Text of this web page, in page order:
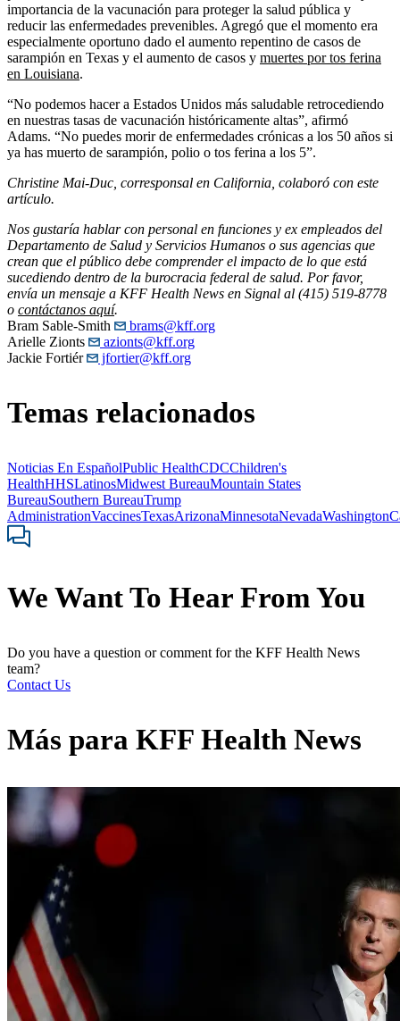
importancia de la vacunación para proteger la salud pública y
reducir las enfermedades prevenibles. Agregó que el momento era
especialmente oportuno dado el aumento repentino de casos de
sarampión en Texas y el aumento de casos y muertes por tos ferina
en Louisiana.
“No podemos hacer a Estados Unidos más saludable retrocediendo
en nuestras tasas de vacunación históricamente altas”, afirmó
Adams. “No puedes morir de enfermedades crónicas a los 50 años si
ya has muerto de sarampión, polio o tos ferina a los 5”.
Christine Mai-Duc, corresponsal en California, colaboró con este
artículo.
Nos gustaría hablar con personal en funciones y ex empleados del
Departamento de Salud y Servicios Humanos o sus agencias que
crean que el público debe comprender el impacto de lo que está
sucediendo dentro de la burocracia federal de salud. Por favor,
envía un mensaje a KFF Health News en Signal al (415) 519-8778
o contáctanos aquí.
Bram Sable-Smith
brams@kff.org
Arielle Zionts
azionts@kff.org
Jackie Fortiér
jfortier@kff.org
Temas relacionados
Noticias En EspañolPublic HealthCDCChildren's
HealthHHSLatinosMidwest BureauMountain States
BureauSouthern BureauTrump
AdministrationVaccinesTexasArizonaMinnesotaNevadaWashington
We Want To Hear From You
Do you have a question or comment for the KFF Health News
team?
Contact Us
Más para KFF Health News